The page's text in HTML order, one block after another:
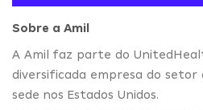
Sobre a Amil
A Amil faz parte do
diversificada empresa do setor
sede nos Estados Unidos.